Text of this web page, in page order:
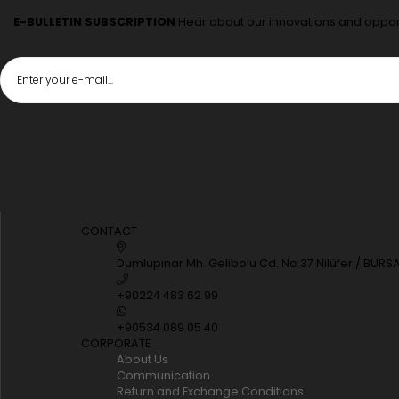
E-BULLETIN SUBSCRIPTION Hear about our innovations and
CONTACT
Dumlupınar Mh. Gelibolu Cd. No:37 Nilüfer / BURSA
+90224 483 62 99
+90534 089 05 40
CORPORATE
About Us
Communication
Return and Exchange Conditions